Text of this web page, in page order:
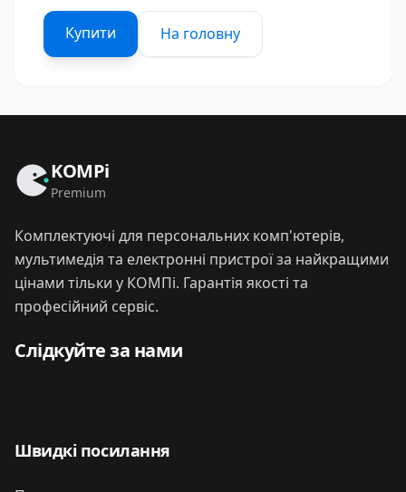
Купити На головну
KOMPi
Premium
Комплектуючі для персональних комп'ютерів,
мультимедія та електронні пристрої за найкращими
цінами тільки у КОМПі. Гарантія якості та
професійний сервіс.
Слідкуйте за нами
Швидкі посилання